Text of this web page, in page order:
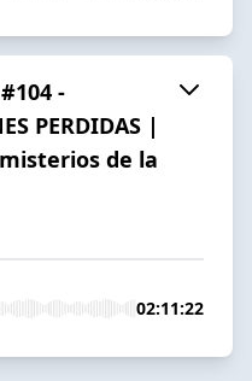
-
PERDIDAS |
de la
02:11:22